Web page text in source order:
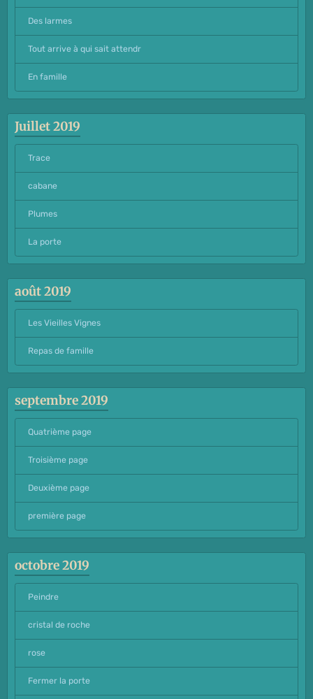
Des larmes
Tout arrive à qui sait attendr
En famille
Juillet 2019
Trace
cabane
Plumes
La porte
août 2019
Les Vieilles Vignes
Repas de famille
septembre 2019
Quatrième page
Troisième page
Deuxième page
première page
octobre 2019
Peindre
cristal de roche
rose
Fermer la porte